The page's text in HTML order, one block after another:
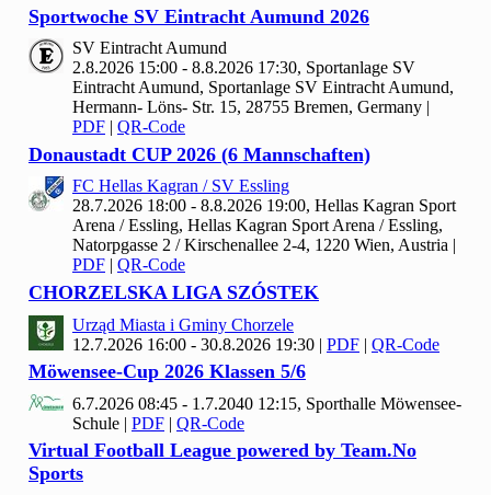
Sportwoche SV Eintracht Aumund 2026
SV Eintracht Aumund
2.8.2026 15:00 - 8.8.2026 17:30, Sportanlage SV
Eintracht Aumund, Sportanlage SV Eintracht Aumund,
Hermann- Löns- Str. 15, 28755 Bremen, Germany |
PDF | QR-Code
Donaustadt CUP 2026 (6 Mannschaften)
FC Hellas Kagran / SV Essling
28.7.2026 18:00 - 8.8.2026 19:00, Hellas Kagran Sport
Arena / Essling, Hellas Kagran Sport Arena / Essling,
Natorpgasse 2 / Kirschenallee 2-4, 1220 Wien, Austria |
PDF | QR-Code
CHORZELSKA LIGA SZÓSTEK
Urząd Miasta i Gminy Chorzele
12.7.2026 16:00 - 30.8.2026 19:30 | PDF | QR-Code
Möwensee-Cup 2026 Klassen 5/6
6.7.2026 08:45 - 1.7.2040 12:15, Sporthalle Möwensee-
Schule | PDF | QR-Code
Virtual Football League powered by Team.No
Sports